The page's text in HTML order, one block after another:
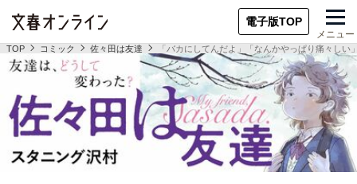
電子版TOP
メニュー
TOP コミック 佐々田は友達 「バカにしてんだよ」「なんかやっぱり痛々し